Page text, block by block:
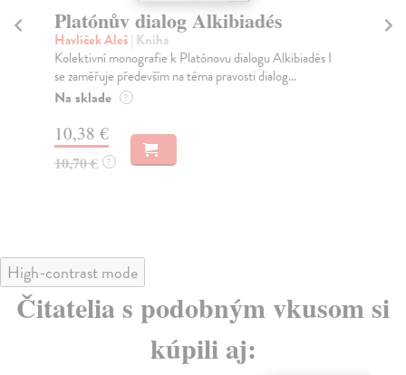
Platónův dialog Alkibiadés
Havlíček Aleš| Kniha
Kolektivní monografie k Platónovu dialogu Alkibiadés I
se zaměřuje především na téma pravosti dialog...
Na sklade ?
10,38 €
10,70 € ?
High-contrast mode
Čitatelia s podobným vkusom si
kúpili aj: